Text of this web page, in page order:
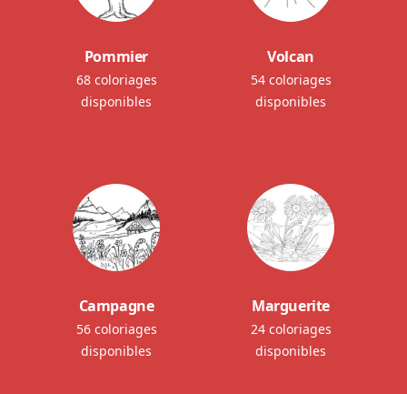
Pommier
68 coloriages
disponibles
Volcan
54 coloriages
disponibles
Campagne
56 coloriages
disponibles
Marguerite
24 coloriages
disponibles